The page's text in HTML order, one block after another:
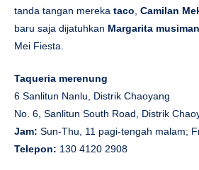
tanda tangan mereka taco, Camilan
baru saja dijatuhkan Margarita musiman
Mei Fiesta.
Taqueria merenung
6 Sanlitun Nanlu, Distrik Chaoyang
No. 6, Sanlitun South Road, Distrik
Jam: Sun-Thu, 11 pagi-tengah malam;
Telepon: 130 4120 2908